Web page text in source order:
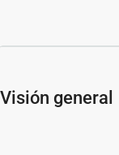
Visión general